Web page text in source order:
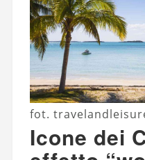
fot.
Icone dei